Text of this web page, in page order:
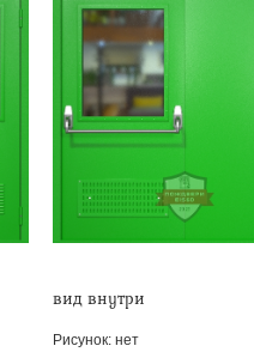
вид внутри
Рисунок: нет